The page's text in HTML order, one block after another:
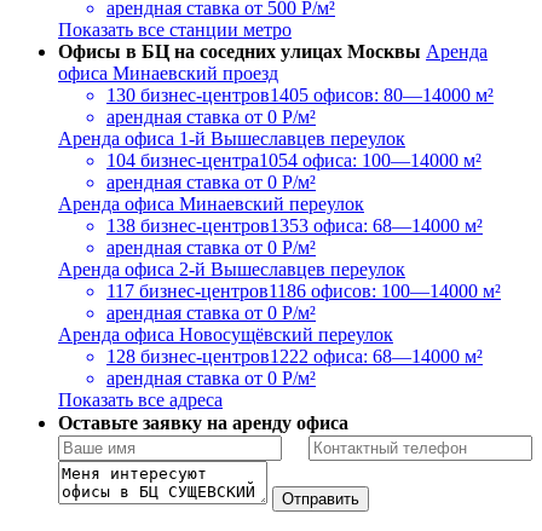
арендная ставка от 500 Р/м²
Показать все станции метро
Офисы в БЦ на соседних улицах Москвы Аренда
офиса Минаевский проезд
130 бизнес-центров1405 офисов: 80—14000 м²
арендная ставка от 0 Р/м²
Аренда офиса 1-й Вышеславцев переулок
104 бизнес-центра1054 офиса: 100—14000 м²
арендная ставка от 0 Р/м²
Аренда офиса Минаевский переулок
138 бизнес-центров1353 офиса: 68—14000 м²
арендная ставка от 0 Р/м²
Аренда офиса 2-й Вышеславцев переулок
117 бизнес-центров1186 офисов: 100—14000 м²
арендная ставка от 0 Р/м²
Аренда офиса Новосущёвский переулок
128 бизнес-центров1222 офиса: 68—14000 м²
арендная ставка от 0 Р/м²
Показать все адреса
Оставьте заявку на аренду офиса